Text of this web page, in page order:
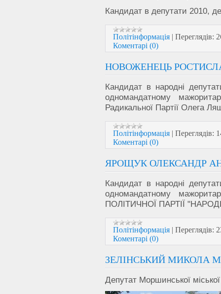
Кандидат в депутати 2010,
Політінформація | Переглядів:
Коментарі (0)
НОВОЖЕНЕЦЬ
Кандидат в народні
одномандатному
Радикальної Партії Олега
Політінформація | Переглядів:
Коментарі (0)
ЯРОЩУК ОЛЕКСАНДР
Кандидат в народні
одномандатному
ПОЛІТИЧНОЇ ПАРТІЇ
Політінформація | Переглядів:
Коментарі (0)
ЗЕЛІНСЬКИЙ МИКОЛА
Депутат Моршинської